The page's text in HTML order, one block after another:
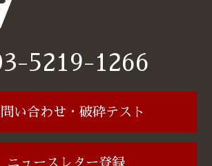
5219-1266
い合わせ・破砕テスト
ニュースレター登録